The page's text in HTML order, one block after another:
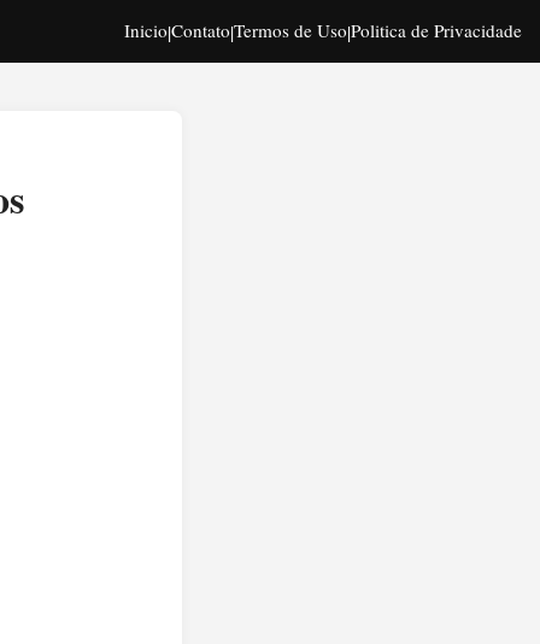
Inicio|Contato|Termos de Uso|Politica de Privacidade